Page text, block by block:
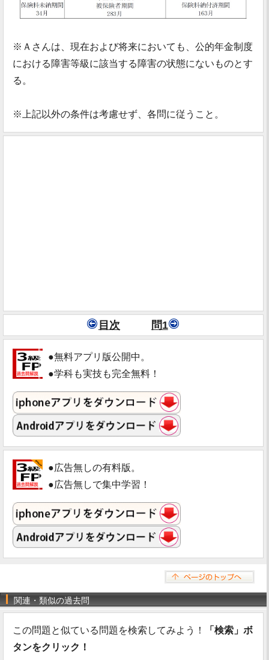
※Ａさんは、現在および将来においても、公的年金制度
における障害等級に該当する障害の状態にないものとす
る。
※上記以外の条件は考慮せず、各問に従うこと。
目次 問1
●無料アプリ版公開中。
●学科も実技も完全無料！
●広告無しの有料版。
●広告無しで集中学習！
関連・類似の過去問
この問題と似ている問題を検索してみよう！
「検索」ボ
タンをクリック！